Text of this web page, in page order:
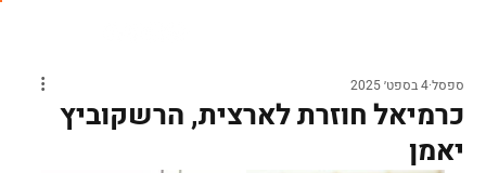
כרמיאל חוזרת לארצית, הרשקוביץ
יאמן
ספסל4 בספט׳ 2025